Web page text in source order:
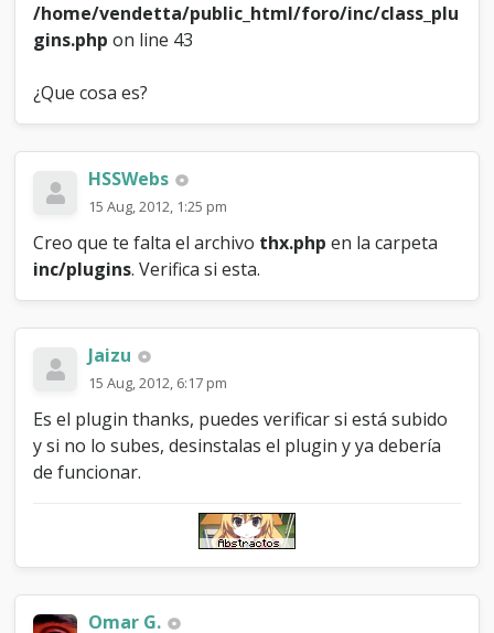
/home/vendetta/public_html/foro/inc/class_plu
gins.php on line 43
¿Que cosa es?
HSSWebs
15 Aug, 2012, 1:25 pm
Creo que te falta el archivo thx.php en la carpeta
inc/plugins. Verifica si esta.
Jaizu
15 Aug, 2012, 6:17 pm
Es el plugin thanks, puedes verificar si está subido
y si no lo subes, desinstalas el plugin y ya debería
de funcionar.
Omar G.